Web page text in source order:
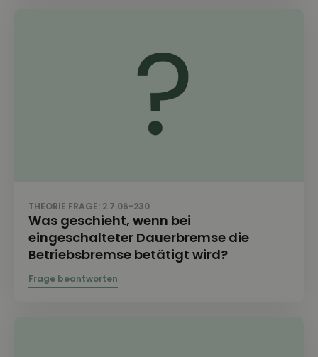
THEORIE FRAGE: 2.7.06-230
Was geschieht, wenn bei
eingeschalteter Dauerbremse die
Betriebsbremse betätigt wird?